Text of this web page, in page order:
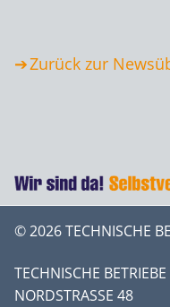
Zurück zur
© 2026 TECHNISCHE
TECHNISCHE
NORDSTRASSE 48